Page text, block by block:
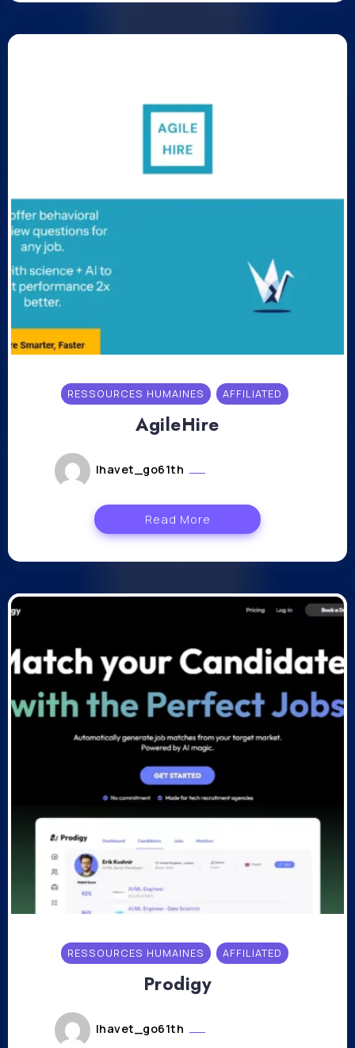
RESSOURCES HUMAINES AFFILIATED
AgileHire
lhavet_go61th
Read More
RESSOURCES HUMAINES AFFILIATED
Prodigy
lhavet_go61th